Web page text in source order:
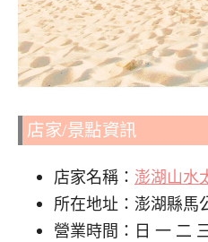
店家/景點資訊
店家名稱： 澎湖山水
所在地址：澎湖縣馬
營業時間：日 一 二